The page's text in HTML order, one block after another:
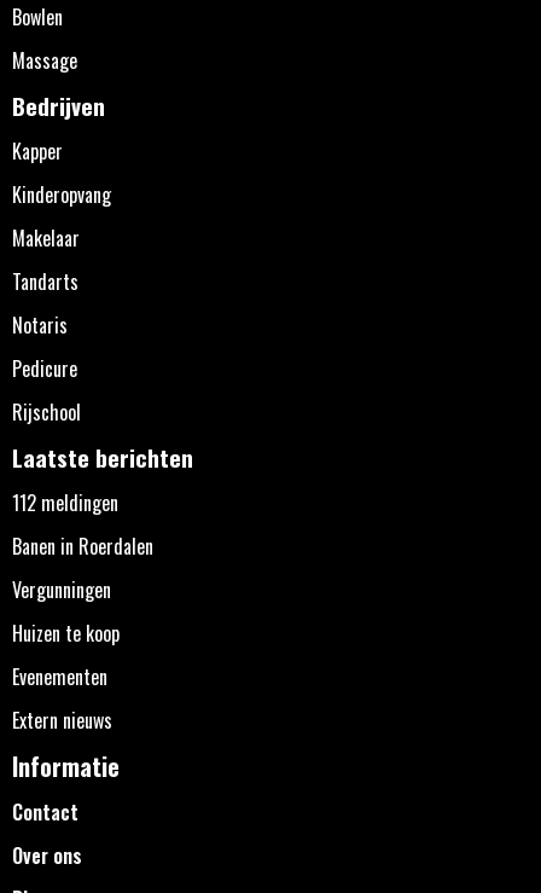
Bowlen
Massage
Bedrijven
Kapper
Kinderopvang
Makelaar
Tandarts
Notaris
Pedicure
Rijschool
Laatste berichten
112 meldingen
Banen in Roerdalen
Vergunningen
Huizen te koop
Evenementen
Extern nieuws
Informatie
Contact
Over ons